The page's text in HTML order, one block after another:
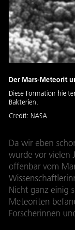
Der Mars-Meteorit
Diese Formation
Bakterien.
Credit: NASA
Da wir eben
wurde vor vielen
offenbar vom
Nicht ganz einig
Meteoriten
Forscherinnen